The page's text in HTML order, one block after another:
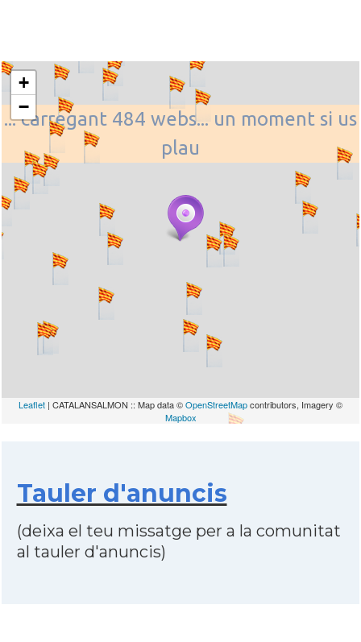
... carregant 484 webs... un moment si us
plau
+
−
Leaflet | CATALANSALMON :: Map data ©OpenStreetMapcontributors, Imagery ©
Mapbox
Tauler d'anuncis
(deixa el teu missatge per a la comunitat
al tauler d'anuncis)